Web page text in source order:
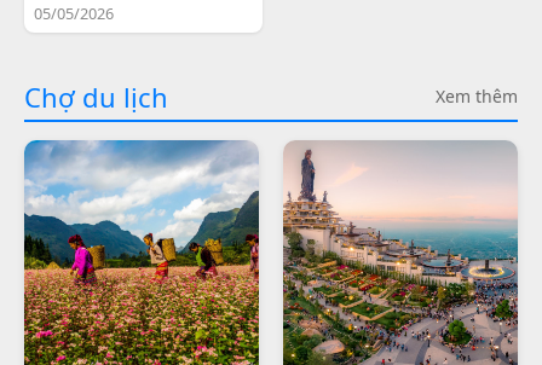
05/05/2026
Chợ du lịch Xem thêm